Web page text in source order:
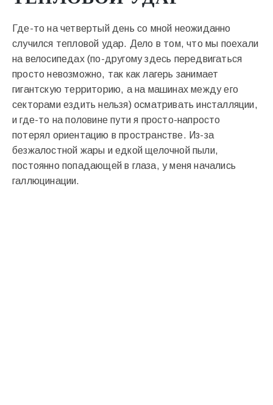
Где-то на четвертый день со мной неожиданно
случился тепловой удар. Дело в том, что мы поехали
на велосипедах (по-другому здесь передвигаться
просто невозможно, так как лагерь занимает
гигантскую территорию, а на машинах между его
секторами ездить нельзя) осматривать инсталляции,
и где-то на половине пути я просто-напросто
потерял ориентацию в пространстве. Из-за
безжалостной жары и едкой щелочной пыли,
постоянно попадающей в глаза, у меня начались
галлюцинации.